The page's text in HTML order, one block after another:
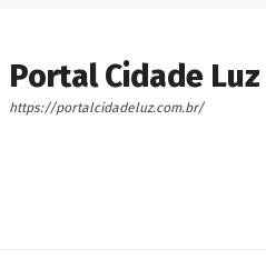
Portal Cidade Luz
https://portalcidadeluz.com.br/